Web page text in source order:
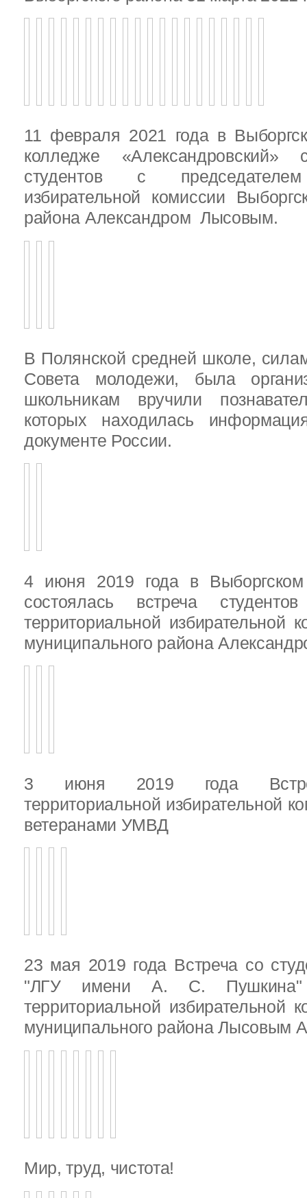
11 февраля 2021 года в
колледже «Александровский»
студентов с председателем
избирательной комиссии
района Александром Лысовым.
В Полянской средней школе,
Совета молодежи, была
школьникам вручили
которых находилась
документе России.
4 июня 2019 года в
состоялась встреча
территориальной избирательной
муниципального района
3 июня 2019 года
территориальной избирательной
ветеранами УМВД
23 мая 2019 года Встреча со
"ЛГУ имени А. С. Пушкина"
территориальной избирательной
муниципального района Лысовым
Мир, труд, чистота!